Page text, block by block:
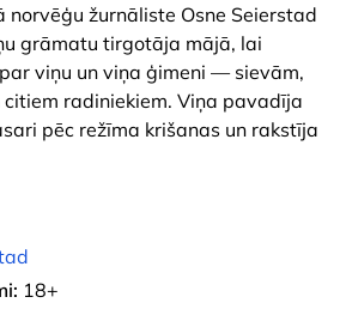
norvēģu žurnāliste Osne Seierstad
grāmatu tirgotāja mājā, lai
viņu un viņa ģimeni — sievām,
radiniekiem. Viņa pavadīja
pēc režīma krišanas un rakstīja
18+